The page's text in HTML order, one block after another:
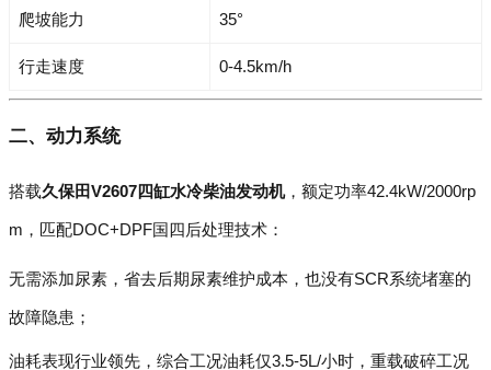
爬坡能力 35°
行走速度 0-4.5km/h
二、动力系统
搭载久保田V2607四缸水冷柴油发动机，额定功率42.4kW/2000rp
m，匹配DOC+DPF国四后处理技术：
无需添加尿素，省去后期尿素维护成本，也没有SCR系统堵塞的
故障隐患；
油耗表现行业领先，综合工况油耗仅3.5-5L/小时，重载破碎工况